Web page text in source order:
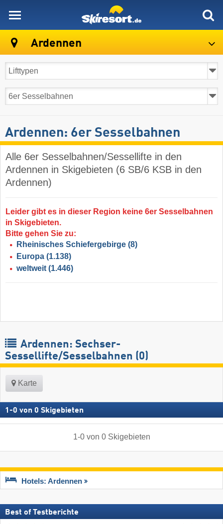
Ardennen
Ardennen: 6er Sesselbahnen
Alle 6er Sesselbahnen/Sessellifte in den
Ardennen in Skigebieten (6 SB/6 KSB in den
Ardennen)
Leider gibt es in dieser Region keine 6er Sesselbahnen
in Skigebieten.
Bitte gehen Sie zu:
Rheinisches Schiefergebirge (8)
Europa (1.138)
weltweit (1.446)
Ardennen: Sechser-
Sessellifte/Sesselbahnen (0)
Karte
1 -0 von 0 Skigebieten
1-0von 0 Skigebieten
Hotels: Ardennen
Best of Testberichte